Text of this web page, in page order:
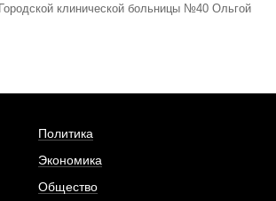
клинической больницы №40 Ольгой
Политика
Экономика
Общество